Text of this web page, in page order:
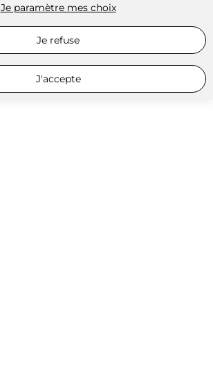
Je paramètre mes choix
Je refuse
J'accepte